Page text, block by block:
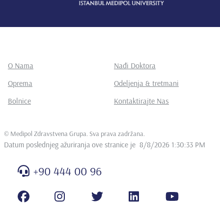
O Nama
Nađi Doktora
Oprema
Odeljenja & tretmani
Bolnice
Kontaktirajte Nas
© Medipol Zdravstvena Grupa. Sva prava zadržana
Datum poslednjeg ažuriranja ove stranice je 8/8/2026 1:30:33 PM
+90 444 00 96